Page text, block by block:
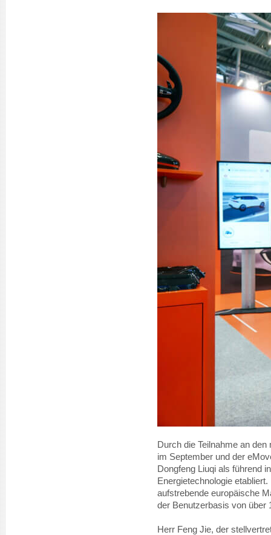
Durch die Teilnahme an
im September und der
Dongfeng Liuqi als führend
Energietechnologie
aufstrebende europäische
der Benutzerbasis von über
Herr Feng Jie, der